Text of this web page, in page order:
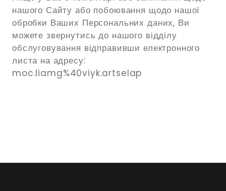
нашого Сайту або побоювання щодо нашої
обробки Ваших Персональних даних, Ви
можете звернутись до нашого відділу
обслуговування відправивши електронного
листа на адресу:
moc.liamg%40viyk.artselap